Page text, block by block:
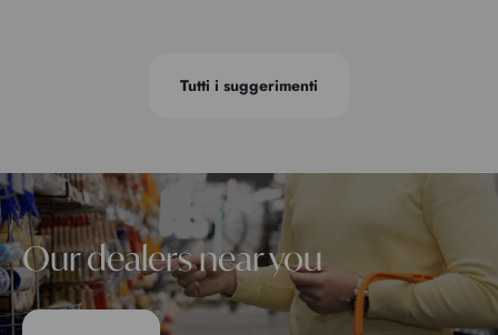
Tutti i suggerimenti
Our dealers near you